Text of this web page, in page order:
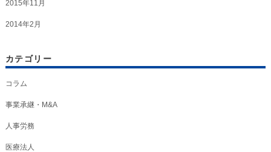
2015年11月
2014年2月
カテゴリー
コラム
事業承継・M&A
人事労務
医療法人